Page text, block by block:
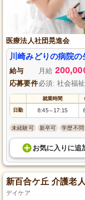
医療法人社団晃進会
川崎みどりの病院
給与 月給
応募要件必須: 社会福
就業時間
日勤 8:45～ 17:15
未経験可 新卒可 学歴不問
お気に入り に追
新百合ケ丘 介護老
デイケア